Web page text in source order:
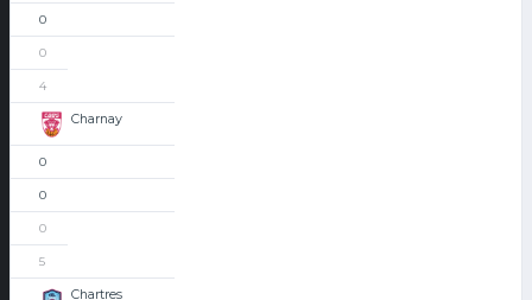
0
0
4
Charnay
0
0
0
5
Chartres